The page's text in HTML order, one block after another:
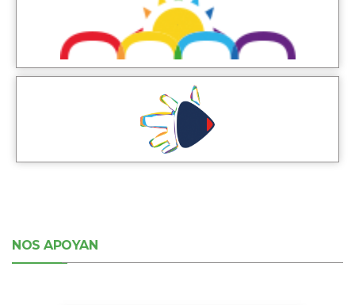
NOS APOYAN